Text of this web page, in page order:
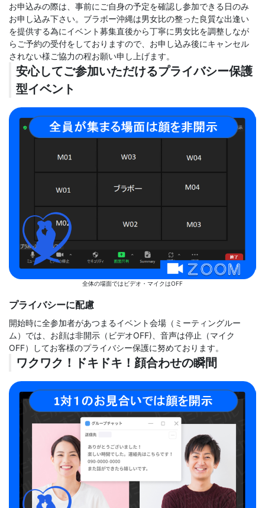
お申込みの際は、事前にご自身の予定を確認し参加できる日のみ
お申し込み下さい。ブラボー沖縄は男女比の整った良質な出逢い
を提供する為にイベント募集直後から丁寧に男女比を調整しなが
らご予約の受付をしておりますので、お申し込み後にキャンセル
されない様ご協力の程お願い申し上げます。
安心してご参加いただけるプライバシー保護
型イベント
全体の場面ではビデオ・マイクはOFF
プライバシーに配慮
開始時に全参加者があつまるイベント会場（ミーティングルー
ム）では、お顔は非開示（ビデオOFF)、音声は停止（マイク
OFF）してお客様のプライバシー保護に努めております。
ワクワク！ドキドキ！顔合わせの瞬間